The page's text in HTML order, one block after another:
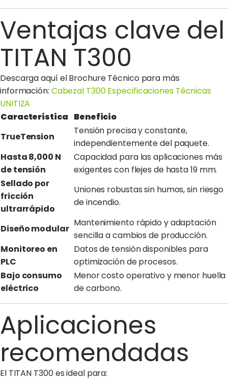
Ventajas clave del
TITAN T300
Descarga aquí el Brochure Técnico para más
información: Cabezal T300 Especificaciones Técnicas
UNITIZA
Característica Beneficio
TrueTension
Tensión precisa y constante,
independientemente del paquete.
Hasta 8,000 N
de tensión
Capacidad para las aplicaciones más
exigentes con flejes de hasta 19 mm.
Sellado por
fricción
ultrarrápido
Uniones robustas sin humos, sin riesgo
de incendio.
Diseño modular
Mantenimiento rápido y adaptación
sencilla a cambios de producción.
Monitoreo en
PLC
Datos de tensión disponibles para
optimización de procesos.
Bajo consumo
eléctrico
Menor costo operativo y menor huella
de carbono.
Aplicaciones
recomendadas
El TITAN T300 es ideal para: